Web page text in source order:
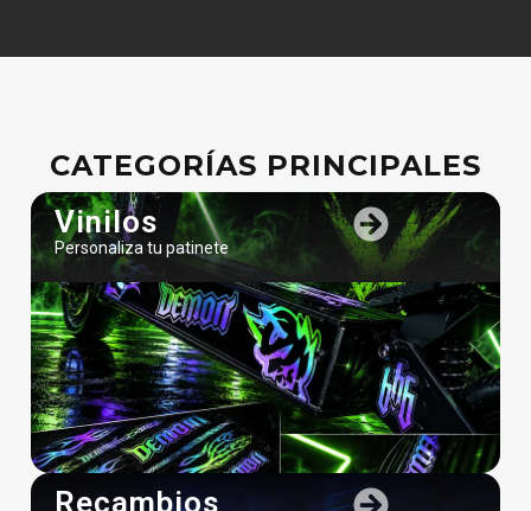
CATEGORÍAS PRINCIPALES
Vinilos
Personaliza tu patinete
Recambios